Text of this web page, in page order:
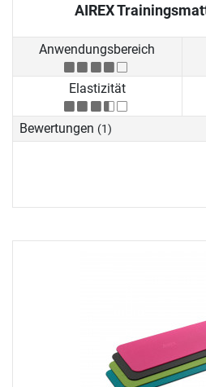
AIREX
Anwendungsbereich
Elastizität
Bewertungen (1)